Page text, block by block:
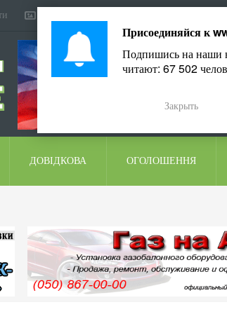
ДОВІДКОВА ОГОЛОШЕННЯ
Присоединяйся к
Подпишись на наши
читают: 67 502
Закрыть